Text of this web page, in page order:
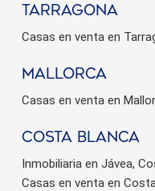
Tarragona
Casas en venta en
Mallorca
Casas en venta en
Costa Blanca
Inmobiliaria en Jávea,
Casas en venta en